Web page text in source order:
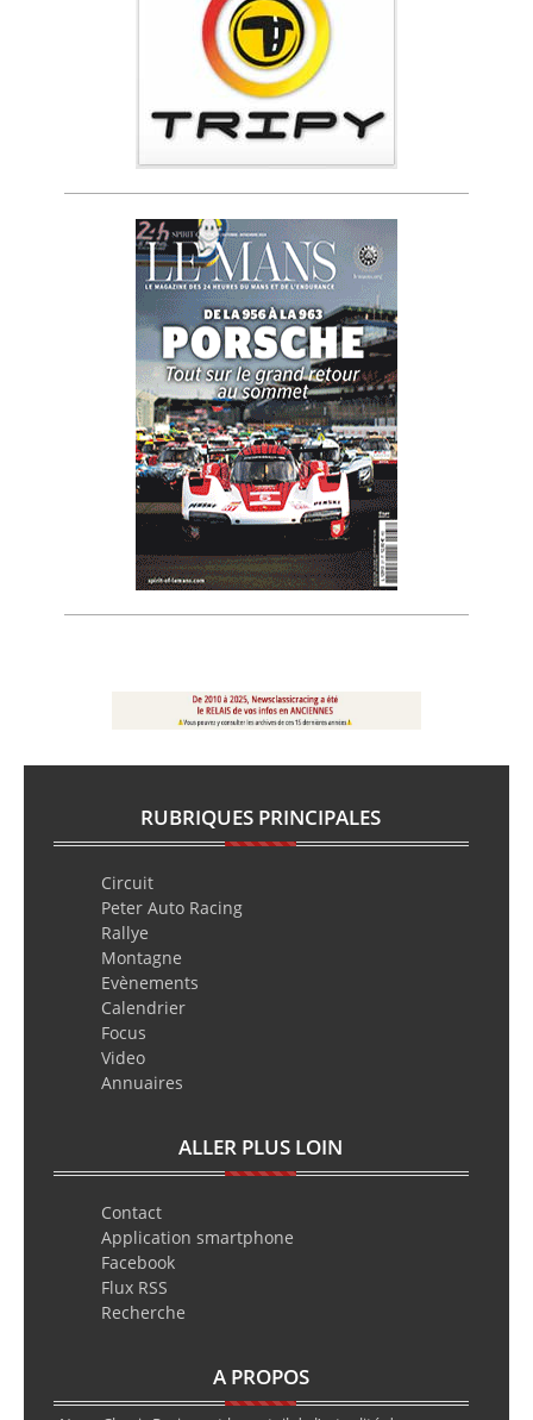
RUBRIQUES PRINCIPALES
Circuit
Peter Auto Racing
Rallye
Montagne
Evènements
Calendrier
Focus
Video
Annuaires
ALLER PLUS LOIN
Contact
Application smartphone
Facebook
Flux RSS
Recherche
A PROPOS